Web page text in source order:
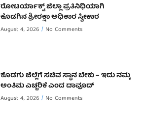
ರೋಟರ್ಯಾಕ್ಟ್ ಜಿಲ್ಲಾ ಪ್ರತಿನಿಧಿಯಾಗಿ
ಕೊಡಗಿನ ಶ್ರೀರಕ್ಷಾ ಅಧಿಕಾರ ಸ್ವೀಕಾರ
August 4, 2026 No Comments
ಕೊಡಗು ಜಿಲ್ಲೆಗೆ ಸಚಿವ ಸ್ಥಾನ ಬೇಕು – ಇದು ನಮ್ಮ
ಅಂತಿಮ ಎಚ್ಚರಿಕೆ ಎಂದ ದಾವೂದ್ ‌
August 4, 2026 No Comments